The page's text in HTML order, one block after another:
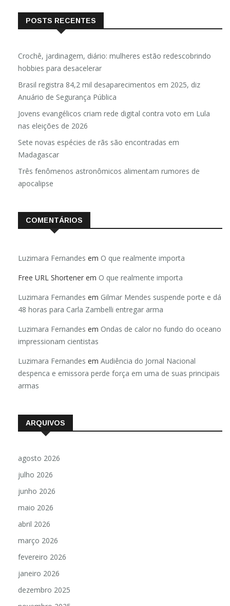
POSTS RECENTES
Crochê, jardinagem, diário: mulheres estão redescobrindo
hobbies para desacelerar
Brasil registra 84,2 mil desaparecimentos em 2025, diz
Anuário de Segurança Pública
Jovens evangélicos criam rede digital contra voto em Lula
nas eleições de 2026
Sete novas espécies de rãs são encontradas em
Madagascar
Três fenômenos astronômicos alimentam rumores de
apocalipse
COMENTÁRIOS
Luzimara Fernandes em O que realmente importa
Free URL Shortener em O que realmente importa
Luzimara Fernandes em Gilmar Mendes suspende porte e dá
48 horas para Carla Zambelli entregar arma
Luzimara Fernandes em Ondas de calor no fundo do oceano
impressionam cientistas
Luzimara Fernandes em Audiência do Jornal Nacional
despenca e emissora perde força em uma de suas principais
armas
ARQUIVOS
agosto 2026
julho 2026
junho 2026
maio 2026
abril 2026
março 2026
fevereiro 2026
janeiro 2026
dezembro 2025